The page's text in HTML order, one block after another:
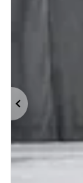
Précédent